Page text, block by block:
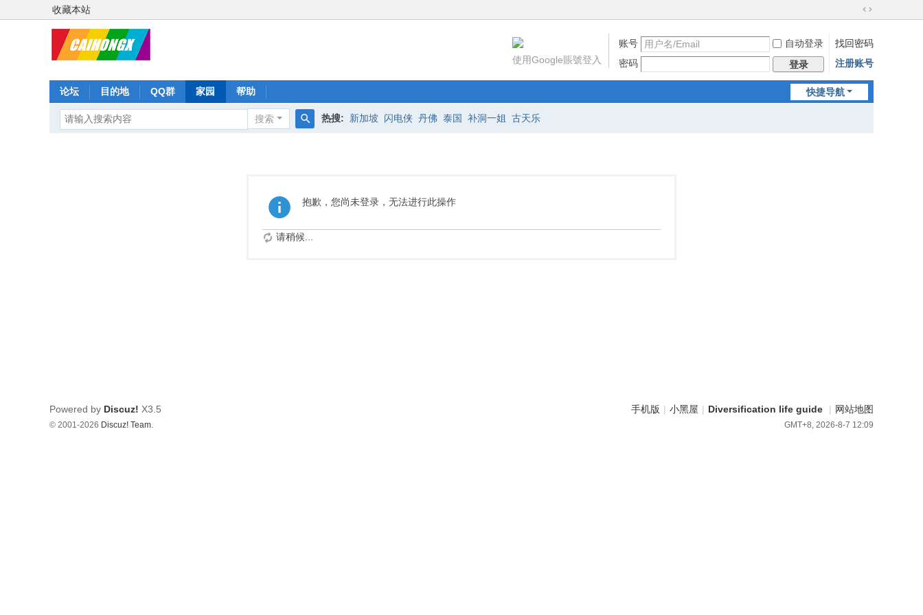
收藏本站
切
到
宽
版
账号 自动登录
找回密码
密码
登录 注册账号
使用Google賬號登入
快捷导航
论坛 目的地 QQ群 家园 帮助
搜索 热搜: 新加坡 闪电侠 丹佛 泰国 补洞一姐 古天乐
抱歉，您尚未登录，无法进行此操作
请稍候...
手机版 | 小黑屋 | Diversification life guide | 网站地图
GMT+8, 2026-8-7 12:09
Powered by Discuz! X3.5
© 2001-2026 Discuz! Team